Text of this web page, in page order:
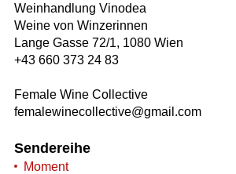
Weinhandlung Vinodea
Weine von Winzerinnen
Lange Gasse 72/1, 1080 Wien
+43 660 373 24 83
Female Wine Collective
femalewinecollective@gmail.com
Sendereihe
Moment